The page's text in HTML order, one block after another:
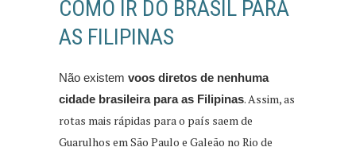
COMO IR DO BRASIL PARA
AS FILIPINAS
Não existem voos diretos de nenhuma
cidade brasileira para as Filipinas. Assim, as
rotas mais rápidas para o país saem de
Guarulhos em São Paulo e Galeão no Rio de